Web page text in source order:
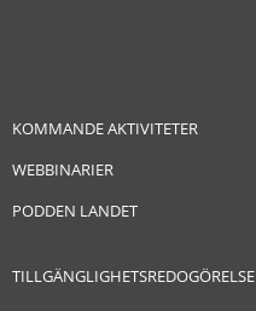
KOMMANDE AKTIVITETER
WEBBINARIER
PODDEN LANDET
TILLGÄNGLIGHETSREDOGÖRELSE